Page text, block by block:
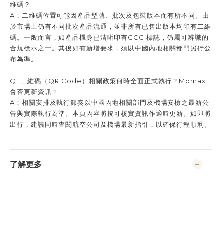
維碼？
A：二維碼位置可能因產品型號、批次及包裝版本而有所不同。由
於市場上仍有不同批次產品流通，並非所有已售出版本均印有二維
碼。一般而言，如產品機身已清晰印有CCC 標誌，仍屬可辨識的
合規標示之一。其後如有新增要求，須以中國內地相關部門另行公
布為準。
Q: 二維碼（QR Code）相關政策何時全面正式執行？Momax
會否更新資訊？
A：相關安排及執行節奏以中國內地相關部門及機場安檢之最新公
告與實際執行為準。本頁內容將按可核實資訊作適時更新。如即將
出行，建議同時查閱航空公司及機場最新指引，以確保行程順利。
了解更多